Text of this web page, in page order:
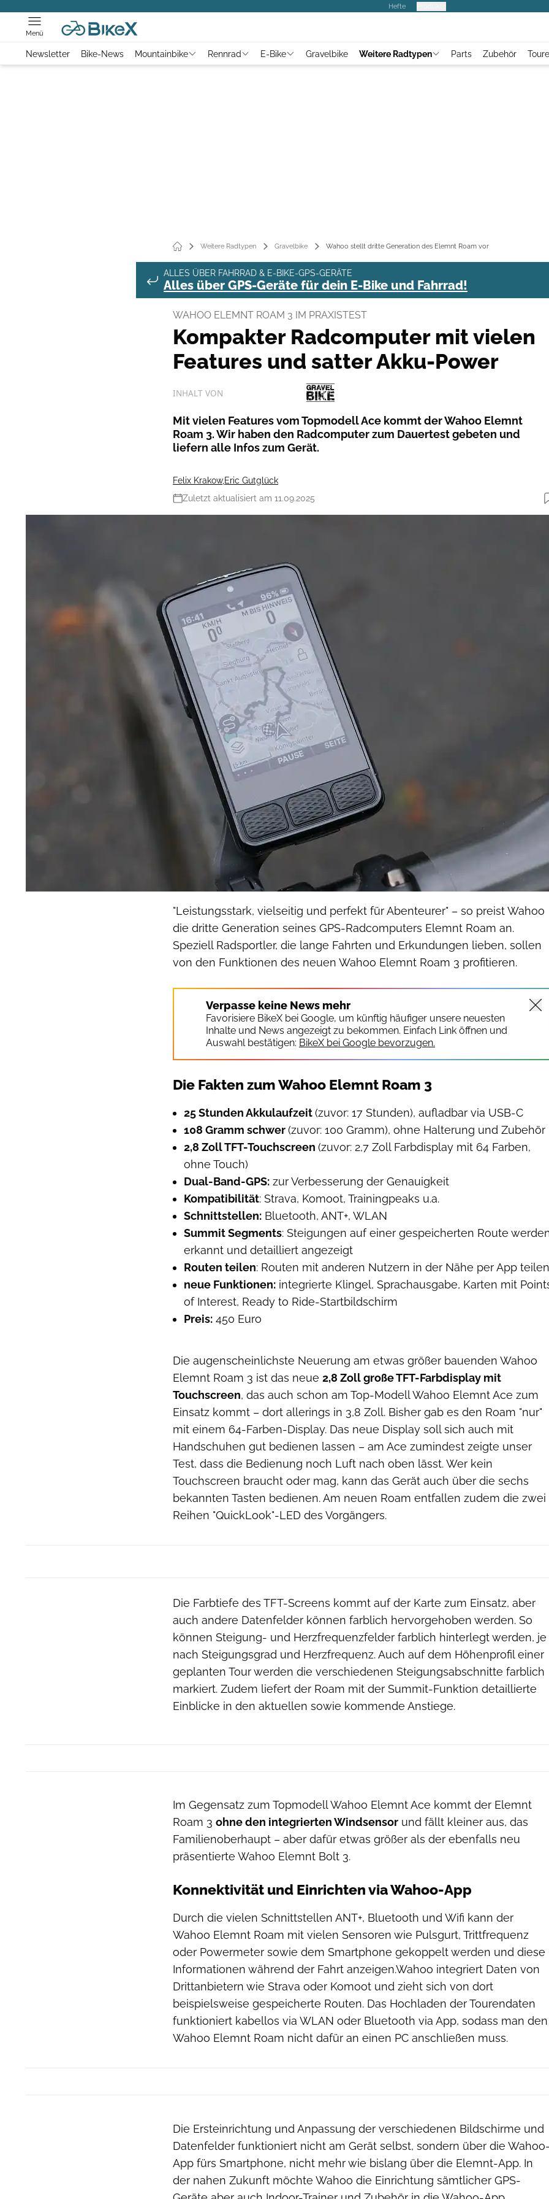
Hefte
Menü
Newsletter Bike-News Mountainbike Rennrad E-Bike Gravelbike Weitere Radtypen Parts Zubehör
Weitere Radtypen Gravelbike Wahoo stellt dritte Generation des Elemnt Roam vor
ALLES ÜBER FAHRRAD & E-BIKE-GPS-GERÄTE
Alles über GPS-Geräte für dein E-Bike und Fahrrad!
WAHOO ELEMNT ROAM 3 IM PRAXISTEST
Kompakter Radcomputer mit vielen
Features und satter Akku-Power
INHALT VON
Mit vielen Features vom Topmodell Ace kommt der Wahoo Elemnt
Roam 3. Wir haben den Radcomputer zum Dauertest gebeten und
liefern alle Infos zum Gerät.
Felix Krakow,Eric Gutglück
Zuletzt aktualisiert am 11.09.2025
"Leistungsstark, vielseitig und perfekt für Abenteurer" – so preist Wahoo
die dritte Generation seines GPS-Radcomputers Elemnt Roam an.
Speziell Radsportler, die lange Fahrten und Erkundungen lieben, sollen
von den Funktionen des neuen Wahoo Elemnt Roam 3 profitieren.
Verpasse keine News mehr
Favorisiere BikeX bei Google, um künftig häufiger unsere neuesten
Inhalte und News angezeigt zu bekommen. Einfach Link öffnen und
Auswahl bestätigen: BikeX bei Google bevorzugen.
Die Fakten zum Wahoo Elemnt Roam 3
25 Stunden Akkulaufzeit(zuvor: 17 Stunden), aufladbar via USB-C
108 Gramm schwer(zuvor: 100 Gramm), ohne Halterung und Zubehör
2,8 Zoll TFT-Touchscreen (zuvor: 2,7 Zoll Farbdisplay mit 64 Farben,
ohne Touch)
Dual-Band-GPS: zur Verbesserung der Genauigkeit
Kompatibilität: Strava, Komoot, Trainingpeaks u.a.
Schnittstellen: Bluetooth, ANT+, WLAN
Summit Segments: Steigungen auf einer gespeicherten Route
erkannt und detailliert angezeigt
Routen teilen: Routen mit anderen Nutzern in der Nähe per App teilen
neue Funktionen: integrierte Klingel, Sprachausgabe, Karten mit
of Interest, Ready to Ride-Startbildschirm
Preis: 450 Euro
Die augenscheinlichste Neuerung am etwas größer bauenden Wahoo
Elemnt Roam 3 ist das neue 2,8 Zoll große TFT-Farbdisplay mit
Touchscreen, das auch schon am Top-Modell Wahoo Elemnt Ace zum
Einsatz kommt – dort allerings in 3,8 Zoll. Bisher gab es den Roam "nur"
mit einem 64-Farben-Display. Das neue Display soll sich auch mit
Handschuhen gut bedienen lassen – am Ace zumindest zeigte unser
Test, dass die Bedienung noch Luft nach oben lässt. Wer kein
Touchscreen braucht oder mag, kann das Gerät auch über die sechs
bekannten Tasten bedienen. Am neuen Roam entfallen zudem die zwei
Reihen "QuickLook"-LED des Vorgängers.
Die Farbtiefe des TFT-Screens kommt auf der Karte zum Einsatz, aber
auch andere Datenfelder können farblich hervorgehoben werden. So
können Steigung- und Herzfrequenzfelder farblich hinterlegt werden, je
nach Steigungsgrad und Herzfrequenz. Auch auf dem Höhenprofil einer
geplanten Tour werden die verschiedenen Steigungsabschnitte farblich
markiert. Zudem liefert der Roam mit der Summit-Funktion detaillierte
Einblicke in den aktuellen sowie kommende Anstiege.
Im Gegensatz zum Topmodell Wahoo Elemnt Ace kommt der Elemnt
Roam 3 ohne den integrierten Windsensor und fällt kleiner aus, das
Familienoberhaupt – aber dafür etwas größer als der ebenfalls neu
präsentierte Wahoo Elemnt Bolt 3.
Konnektivität und Einrichten via Wahoo-App
Durch die vielen Schnittstellen ANT+, Bluetooth und Wifi kann der
Wahoo Elemnt Roam mit vielen Sensoren wie Pulsgurt, Trittfrequenz
oder Powermeter sowie dem Smartphone gekoppelt werden und diese
Informationen während der Fahrt anzeigen.Wahoo integriert Daten von
Drittanbietern wie Strava oder Komoot und zieht sich von dort
beispielsweise gespeicherte Routen. Das Hochladen der Tourendaten
funktioniert kabellos via WLAN oder Bluetooth via App, sodass man den
Wahoo Elemnt Roam nicht dafür an einen PC anschließen muss.
Die Ersteinrichtung und Anpassung der verschiedenen Bildschirme und
Datenfelder funktioniert nicht am Gerät selbst, sondern über die Wahoo-
App fürs Smartphone, nicht mehr wie bislang über die Elemnt-App. In
der nahen Zukunft möchte Wahoo die Einrichtung sämtlicher GPS-